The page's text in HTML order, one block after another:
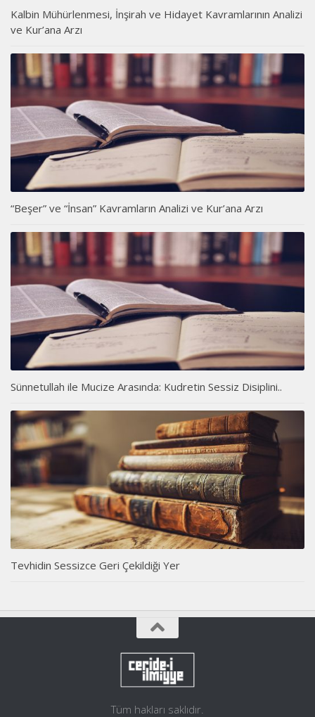
Kalbin Mühürlenmesi, İnşirah ve Hidayet Kavramlarının Analizi
ve Kur’ana Arzı
“Beşer” ve “İnsan” Kavramların Analizi ve Kur’ana Arzı
Sünnetullah ile Mucize Arasında: Kudretin Sessiz Disiplini..
Tevhidin Sessizce Geri Çekildiği Yer
Tüm hakları saklıdır.